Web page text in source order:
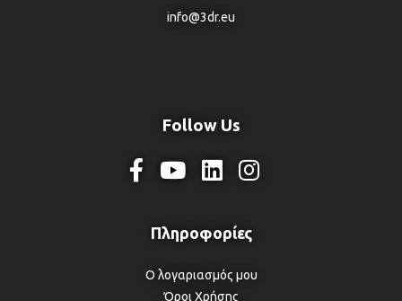
info@3dr.eu
Follow Us
Ο λογαριασμός μου
Όροι Χρήσης